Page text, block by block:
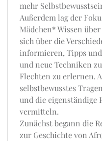
mehr
Außerdem lag der
Mädchen* Wissen
sich über die
informieren, Tipps
und neue Techniken
Flechten zu erlernen.
selbstbewusstes
und die eigenständige
vermitteln.
Zunächst begann die
zur Geschichte von